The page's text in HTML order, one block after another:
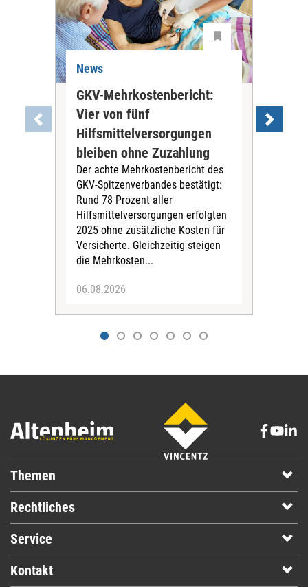
News
GKV-Mehrkostenbericht:
Vier von fünf
Hilfsmittelversorgungen
bleiben ohne Zuzahlung
Der achte Mehrkostenbericht des
GKV-Spitzenverbandes bestätigt:
Rund 78 Prozent aller
Hilfsmittelversorgungen erfolgten
2025 ohne zusätzliche Kosten für
Versicherte. Gleichzeitig steigen
die Mehrkosten...
06.08.2026
Themen
Rechtliches
Service
Kontakt